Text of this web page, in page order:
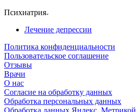
Психиатрия
Лечение депрессии
Политика конфиденциальности
Пользовательское соглашение
Отзывы
Врачи
О нас
Согласие на обработку данных
Обработка персональных данных
Обработка данных Яндекс. Метрикой